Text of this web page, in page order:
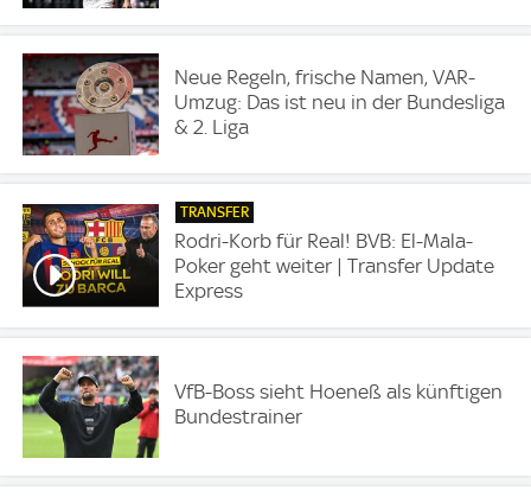
Neue Regeln, frische Namen, VAR-
Umzug: Das ist neu in der Bundesliga
& 2. Liga
TRANSFER
Rodri-Korb für Real! BVB: El-Mala-
Poker geht weiter | Transfer Update
Express
VfB-Boss sieht Hoeneß als künftigen
Bundestrainer